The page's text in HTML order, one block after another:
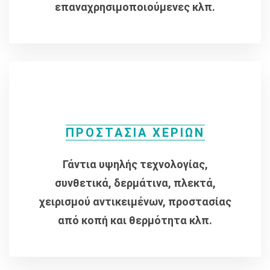
επαναχρησιμοποιούμενες κλπ.
ΠΡΟΣΤΑΣΙΑ ΧΕΡΙΩΝ
Γάντια υψηλής τεχνολογίας,
συνθετικά, δερμάτινα, πλεκτά,
χειρισμού αντικειμένων, προστασίας
από κοπή και θερμότητα κλπ.